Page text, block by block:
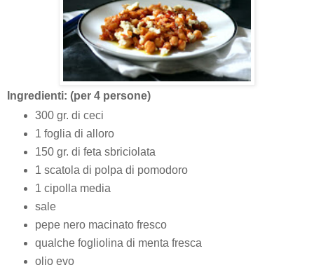
Ingredienti: (per 4 persone)
300 gr. di ceci
1 foglia di alloro
150 gr. di feta sbriciolata
1 scatola di polpa di pomodoro
1 cipolla media
sale
pepe nero macinato fresco
qualche fogliolina di menta fresca
olio evo